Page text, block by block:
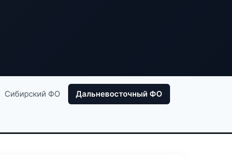
Сибирский ФО Дальневосточный ФО